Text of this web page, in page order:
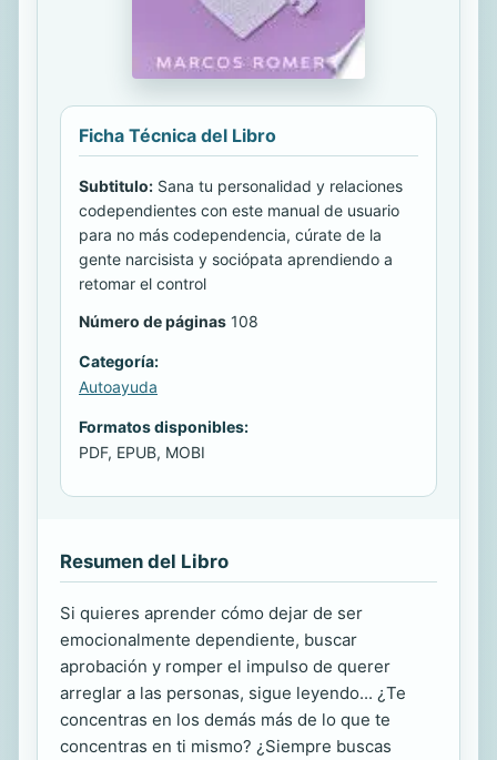
Ficha Técnica del Libro
Subtitulo: Sana tu personalidad y relaciones
codependientes con este manual de usuario
para no más codependencia, cúrate de la
gente narcisista y sociópata aprendiendo a
retomar el control
Número de páginas 108
Categoría:
Autoayuda
Formatos disponibles:
PDF, EPUB, MOBI
Resumen del Libro
Si quieres aprender cómo dejar de ser
emocionalmente dependiente, buscar
aprobación y romper el impulso de querer
arreglar a las personas, sigue leyendo... ¿Te
concentras en los demás más de lo que te
concentras en ti mismo? ¿Siempre buscas